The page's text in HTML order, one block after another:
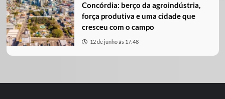
Concórdia: berço da agroindústria,
força produtiva e uma cidade que
cresceu com o campo
12 de junho às 17:48